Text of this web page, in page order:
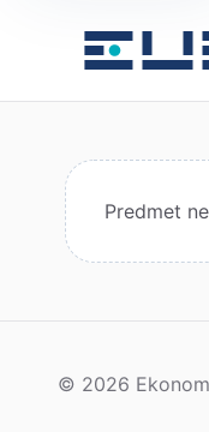
Predmet
© 2026